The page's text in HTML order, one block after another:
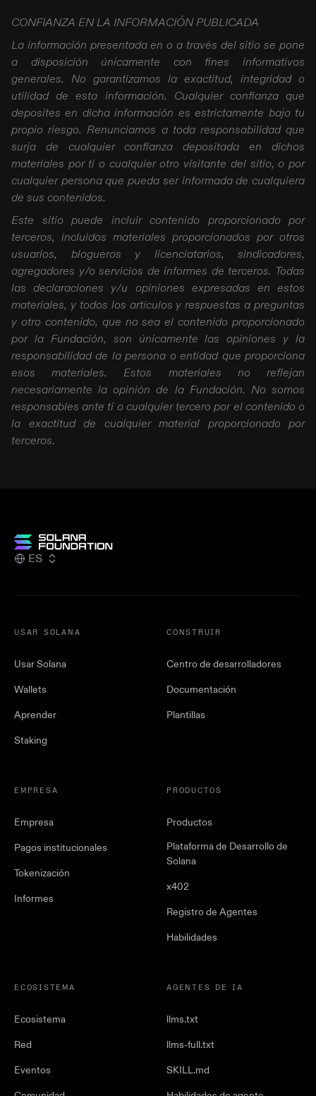
CONFIANZA EN LA INFORMACIÓN PUBLICADA
La información presentada en o a través del sitio se pone
a disposición únicamente con fines informativos
generales. No garantizamos la exactitud, integridad o
utilidad de esta información. Cualquier confianza que
deposites en dicha información es estrictamente bajo tu
propio riesgo. Renunciamos a toda responsabilidad que
surja de cualquier confianza depositada en dichos
materiales por ti o cualquier otro visitante del sitio, o por
cualquier persona que pueda ser informada de cualquiera
de sus contenidos.
Este sitio puede incluir contenido proporcionado por
terceros, incluidos materiales proporcionados por otros
usuarios, blogueros y licenciatarios, sindicadores,
agregadores y/o servicios de informes de terceros. Todas
las declaraciones y/u opiniones expresadas en estos
materiales, y todos los artículos y respuestas a preguntas
y otro contenido, que no sea el contenido proporcionado
por la Fundación, son únicamente las opiniones y la
responsabilidad de la persona o entidad que proporciona
esos materiales. Estos materiales no reflejan
necesariamente la opinión de la Fundación. No somos
responsables ante ti o cualquier tercero por el contenido o
la exactitud de cualquier material proporcionado por
terceros.
ES
USAR SOLANA
Usar Solana
Wallets
Aprender
Staking
CONSTRUIR
Centro de desarrolladores
Documentación
Plantillas
EMPRESA
Empresa
Pagos institucionales
Tokenización
Informes
PRODUCTOS
Productos
Plataforma de Desarrollo de
Solana
x402
Registro de Agentes
Habilidades
ECOSISTEMA
Ecosistema
Red
Eventos
AGENTES DE IA
llms.txt
llms-full.txt
SKILL.md